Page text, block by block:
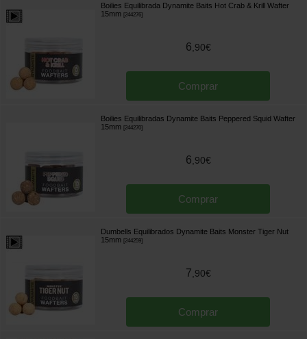
Boilies Equilibrada Dynamite Baits Hot Crab & Krill Wafter
15mm [244276]
6 90€
Comprar
Boilies Equilibradas Dynamite Baits Peppered Squid Wafter
15mm [244270]
6 90€
Comprar
Dumbells Equilibrados Dynamite Baits Monster Tiger Nut
15mm [244259]
7 90€
Comprar